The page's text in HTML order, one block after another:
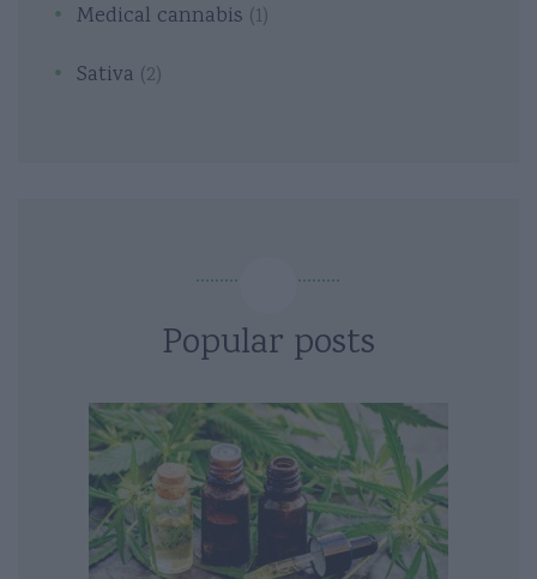
Medical cannabis (1)
Sativa (2)
Popular posts